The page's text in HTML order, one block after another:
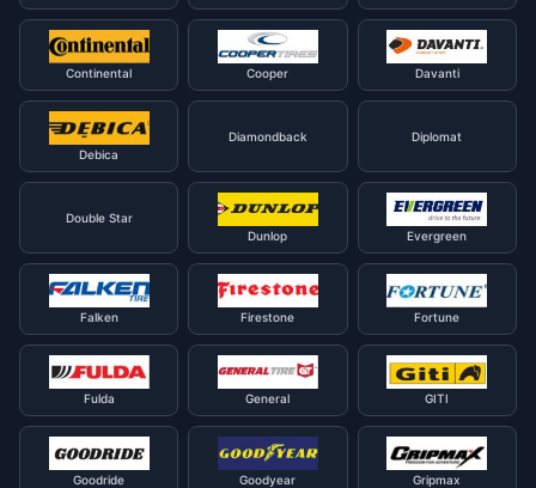
Continental Cooper Davanti
Debica
Diamondback Diplomat
Double Star
Dunlop
Evergreen
Falken Firestone Fortune
Fulda General GITI
Goodride Goodyear Gripmax